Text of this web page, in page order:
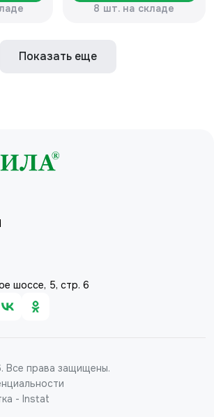
8 шт. на складе
Показать еще
шоссе, 5, стр. 6
права защищены.
- Instat